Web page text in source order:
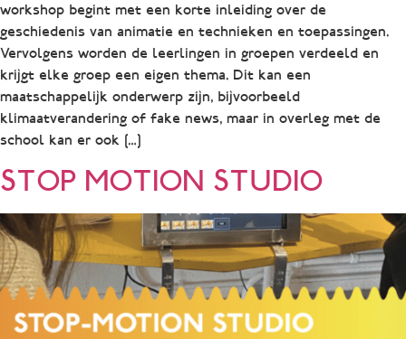
workshop begint met een korte inleiding over de
geschiedenis van animatie en technieken en toepassingen.
Vervolgens worden de leerlingen in groepen verdeeld en
krijgt elke groep een eigen thema. Dit kan een
maatschappelijk onderwerp zijn, bijvoorbeeld
klimaatverandering of fake news, maar in overleg met de
school kan er ook […]
STOP MOTION STUDIO